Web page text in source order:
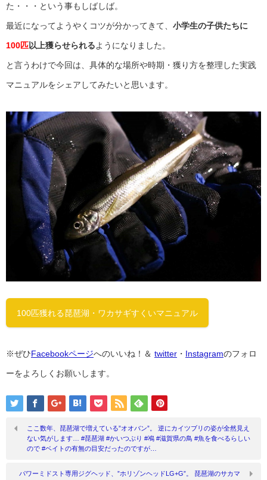
た・・・という事もしばしば。
最近になってようやくコツが分かってきて、 小学生の子供たちに
100匹以上獲らせられるようになりました。
と言うわけで今回は、具体的な場所や時期・獲り方を整理した実践
マニュアルをシェアしてみたいと思います。
100匹獲れる琵琶湖・ワカサギすくいマニュアル
※ぜひFacebookページへのいいね！＆ twitter ・ Instagramのフォロ
ーをよろしくお願いします。
ここ数年、琵琶湖で増えている”オオバン”。 逆にカイツブリの姿が全然見え
ない気がします… #琵琶湖 #かいつぶり #鳰 #滋賀県の鳥 #魚を食べるらしい
ので #ベイトの有無の目安だったのですが…
パワーミドスト専用ジグヘッド、”ホリゾンヘッドLG+G”。 琵琶湖のサカマ